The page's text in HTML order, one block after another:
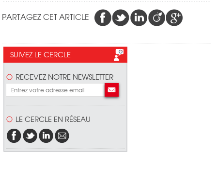
PARTAGEZ CET ARTICLE
SUIVEZ LE CERCLE
RECEVEZ NOTRE NEWSLETTER
LE CERCLE EN RÉSEAU